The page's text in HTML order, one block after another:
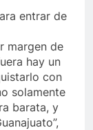
entrar de
margen de
hay un
con
solamente
barata, y